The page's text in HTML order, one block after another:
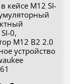
кейсе M12 SI-
0,
M12 B2 2.0
устройство